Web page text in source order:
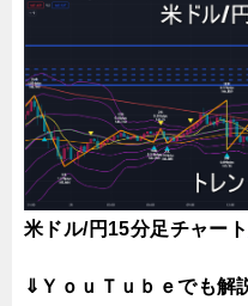
米ドル/円15分足チャート
⇓ＹｏｕＴｕｂｅでも解